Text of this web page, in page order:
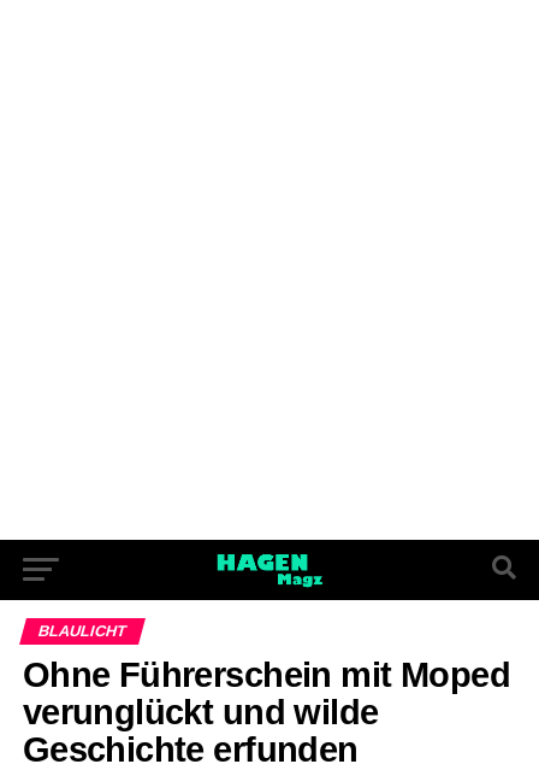
BLAULICHT
Ohne Führerschein mit Moped
verunglückt und wilde
Geschichte erfunden